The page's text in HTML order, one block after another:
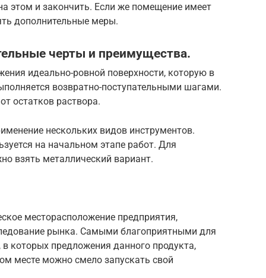
этом и закончить. Если же помещение имеет
дополнительные меры.
черты и преимущества.
идеально-ровной поверхности, которую в
возвратно-поступательными шагами.
остатков раствора.
нескольких видов инструментов.
на начальном этапе работ. Для
взять металлический вариант.
месторасположение предприятия,
рынка. Самыми благоприятными для
которых предложения данного продукта,
месте можно смело запускать свой